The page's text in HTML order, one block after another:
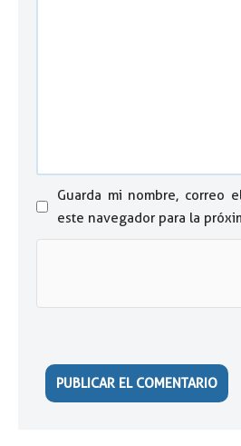
Guarda mi nombre, correo
este navegador para la